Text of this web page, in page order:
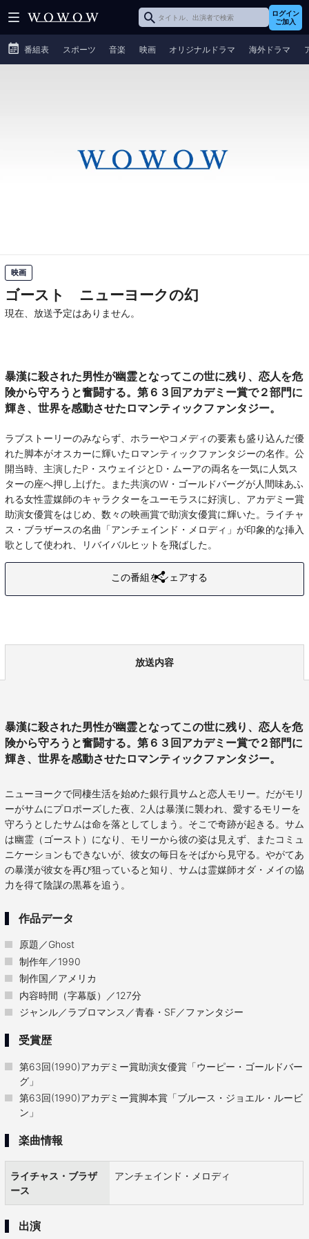
ログイン
ご加入
番組表 スポーツ 音楽 映画 オリジナルドラマ 海外ドラマ
映画
ゴースト ニューヨークの幻
現在、放送予定はありません。
暴漢に殺された男性が幽霊となってこの世に残り、恋人を危
険から守ろうと奮闘する。第６３回アカデミー賞で２部門に
輝き、世界を感動させたロマンティックファンタジー。
ラブストーリーのみならず、ホラーやコメディの要素も盛り込んだ優
れた脚本がオスカーに輝いたロマンティックファンタジーの名作。公
開当時、主演したP・スウェイジとD・ムーアの両名を一気に人気ス
ターの座へ押し上げた。また共演のW・ゴールドバーグが人間味あふ
れる女性霊媒師のキャラクターをユーモラスに好演し、アカデミー賞
助演女優賞をはじめ、数々の映画賞で助演女優賞に輝いた。ライチャ
ス・ブラザースの名曲「アンチェインド・メロディ」が印象的な挿入
歌として使われ、リバイバルヒットを飛ばした。
この番組をシェアする
放送内容
暴漢に殺された男性が幽霊となってこの世に残り、恋人を危
険から守ろうと奮闘する。第６３回アカデミー賞で２部門に
輝き、世界を感動させたロマンティックファンタジー。
ニューヨークで同棲生活を始めた銀行員サムと恋人モリー。だがモリ
ーがサムにプロポーズした夜、2人は暴漢に襲われ、愛するモリーを
守ろうとしたサムは命を落としてしまう。そこで奇跡が起きる。サム
は幽霊（ゴースト）になり、モリーから彼の姿は見えず、またコミュ
ニケーションもできないが、彼女の毎日をそばから見守る。やがてあ
の暴漢が彼女を再び狙っていると知り、サムは霊媒師オダ・メイの協
力を得て陰謀の黒幕を追う。
作品データ
原題／Ghost
制作年／1990
制作国／アメリカ
内容時間（字幕版）／127分
ジャンル／ラブロマンス／青春・SF／ファンタジー
受賞歴
第63回(1990)アカデミー賞助演女優賞「ウーピー・ゴールドバー
グ」
第63回(1990)アカデミー賞脚本賞「ブルース・ジョエル・ルービ
ン」
楽曲情報
ライチャス・ブラザ
ース
アンチェインド・メロディ
出演